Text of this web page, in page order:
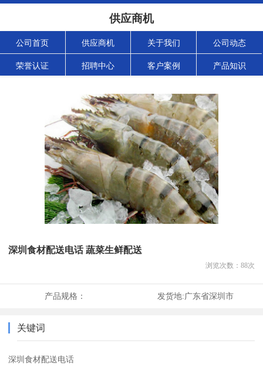
供应商机
公司首页 供应商机 关于我们 公司动态
荣誉认证 招聘中心 客户案例 产品知识
深圳食材配送电话 蔬菜生鲜配送
浏览次数： 88次
产品规格： 发货地:广东省深圳市
关键词
深圳食材配送电话